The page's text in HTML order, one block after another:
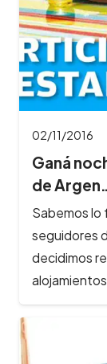
02/11/2016
Ganá
de
Sabemos lo
seguidores
decidimos